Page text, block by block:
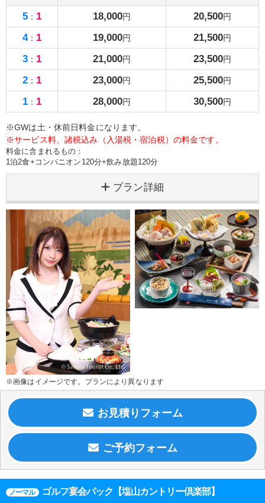
5： 1 18,000円 20,500円
4： 1 19,000円 21,500円
3： 1 21,000円 23,500円
2： 1 23,000円 25,500円
1： 1 28,000円 30,500円
※GWは土・休前日料金になります。
※サービス料、諸税込み（入湯税・宿泊税）の料金です。
料金に含まれるもの：
1泊2食+コンパニオン120分+飲み放題120分
プラン詳細
※画像はイメージです。プランにより異なります
ノーマル ゴルフ宴会パック【塩山カントリー倶楽部】